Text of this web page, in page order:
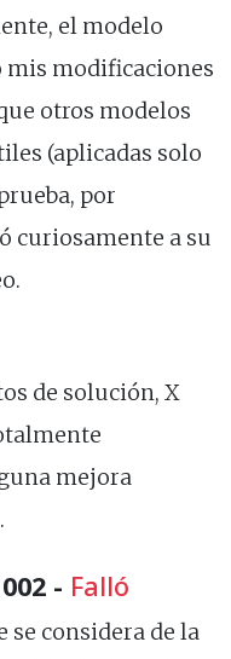
el modelo
modificaciones
otros modelos
(aplicadas solo
por
curiosamente a su
de solución, X
mejora
- Falló
se considera de la